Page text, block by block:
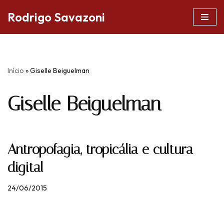
conteúdo
Rodrigo Savazoni
Início »Giselle Beiguelman
Giselle Beiguelman
Antropofagia, tropicália e cultura
digital
24/06/2015